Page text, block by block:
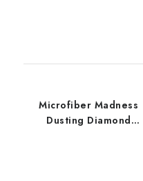
Microfiber Madness
Dusting Diamond